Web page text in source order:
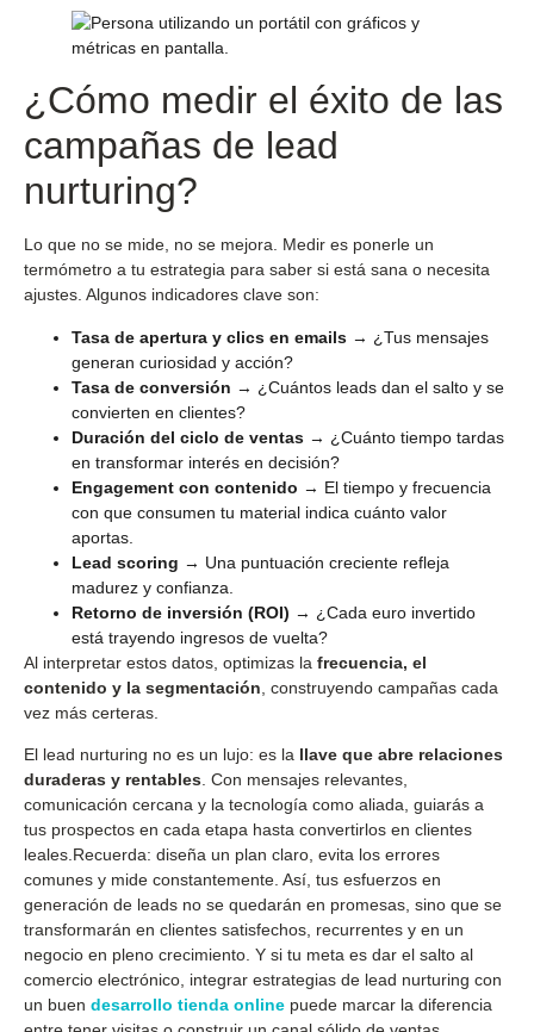
¿Cómo medir el éxito de las
campañas de lead
nurturing?
Lo que no se mide, no se mejora. Medir es ponerle un
termómetro a tu estrategia para saber si está sana o necesita
ajustes. Algunos indicadores clave son:
Tasa de apertura y clics en emails → ¿Tus mensajes
generan curiosidad y acción?
Tasa de conversión → ¿Cuántos leads dan el salto y se
convierten en clientes?
Duración del ciclo de ventas → ¿Cuánto tiempo tardas
en transformar interés en decisión?
Engagement con contenido → El tiempo y frecuencia
con que consumen tu material indica cuánto valor
aportas.
Lead scoring → Una puntuación creciente refleja
madurez y confianza.
Retorno de inversión (ROI) → ¿Cada euro invertido
está trayendo ingresos de vuelta?
Al interpretar estos datos, optimizas la frecuencia, el
contenido y la segmentación , construyendo campañas cada
vez más certeras.
El lead nurturing no es un lujo: es la llave que abre relaciones
duraderas y rentables . Con mensajes relevantes,
comunicación cercana y la tecnología como aliada, guiarás a
tus prospectos en cada etapa hasta convertirlos en clientes
leales.Recuerda: diseña un plan claro, evita los errores
comunes y mide constantemente. Así, tus esfuerzos en
generación de leads no se quedarán en promesas, sino que se
transformarán en clientes satisfechos, recurrentes y en un
negocio en pleno crecimiento. Y si tu meta es dar el salto al
comercio electrónico, integrar estrategias de lead nurturing con
un buen desarrollo tienda online puede marcar la diferencia